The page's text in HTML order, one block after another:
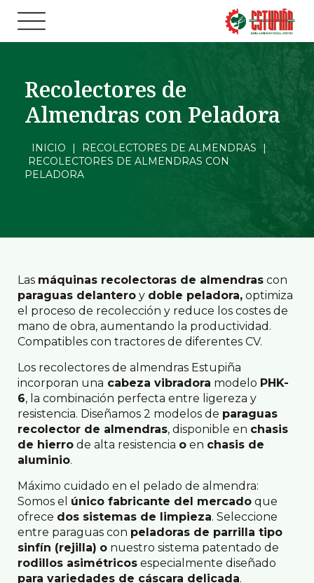
Recolectores de
Almendras con Peladora
INICIO | RECOLECTORES DE ALMENDRAS
|
RECOLECTORES DE ALMENDRAS CON
PELADORA
Las máquinas recolectoras de almendras con
paraguas delantero y doble peladora, optimiza
el proceso de recolección y reduce los costes de
mano de obra, aumentando la productividad.
Compatibles con tractores de diferentes CV.
Los recolectores de almendras Estupiña
incorporan una cabeza vibradora modelo PHK-
6, la combinación perfecta entre ligereza y
resistencia. Diseñamos 2 modelos de paraguas
recolector de almendras, disponible en chasis
de hierro de alta resistencia o en chasis de
aluminio.
Máximo cuidado en el pelado de almendra:
Somos el único fabricante del mercado que
ofrece dos sistemas de limpieza. Seleccione
entre paraguas con peladoras de parrilla tipo
sinfín (rejilla) o nuestro sistema patentado de
rodillos asimétricos especialmente diseñado
para variedades de cáscara delicada.